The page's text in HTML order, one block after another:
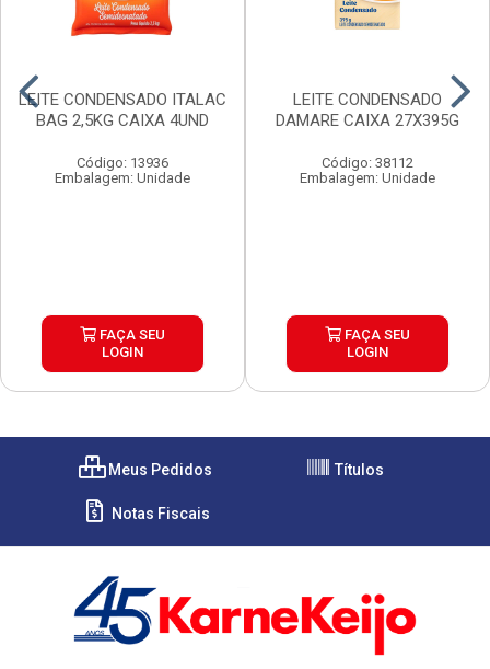
LEITE CONDENSADO ITALAC
BAG 2,5KG CAIXA 4UND
Código: 13936
Embalagem: Unidade
FAÇA SEU
LOGIN
LEITE CONDENSADO
DAMARE CAIXA 27X395G
Código: 38112
Embalagem: Unidade
FAÇA SEU
LOGIN
Meus Pedidos Títulos
Notas Fiscais